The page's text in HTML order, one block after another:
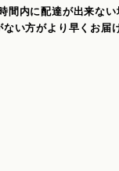
内に配達が出来ない
い方がより早くお届